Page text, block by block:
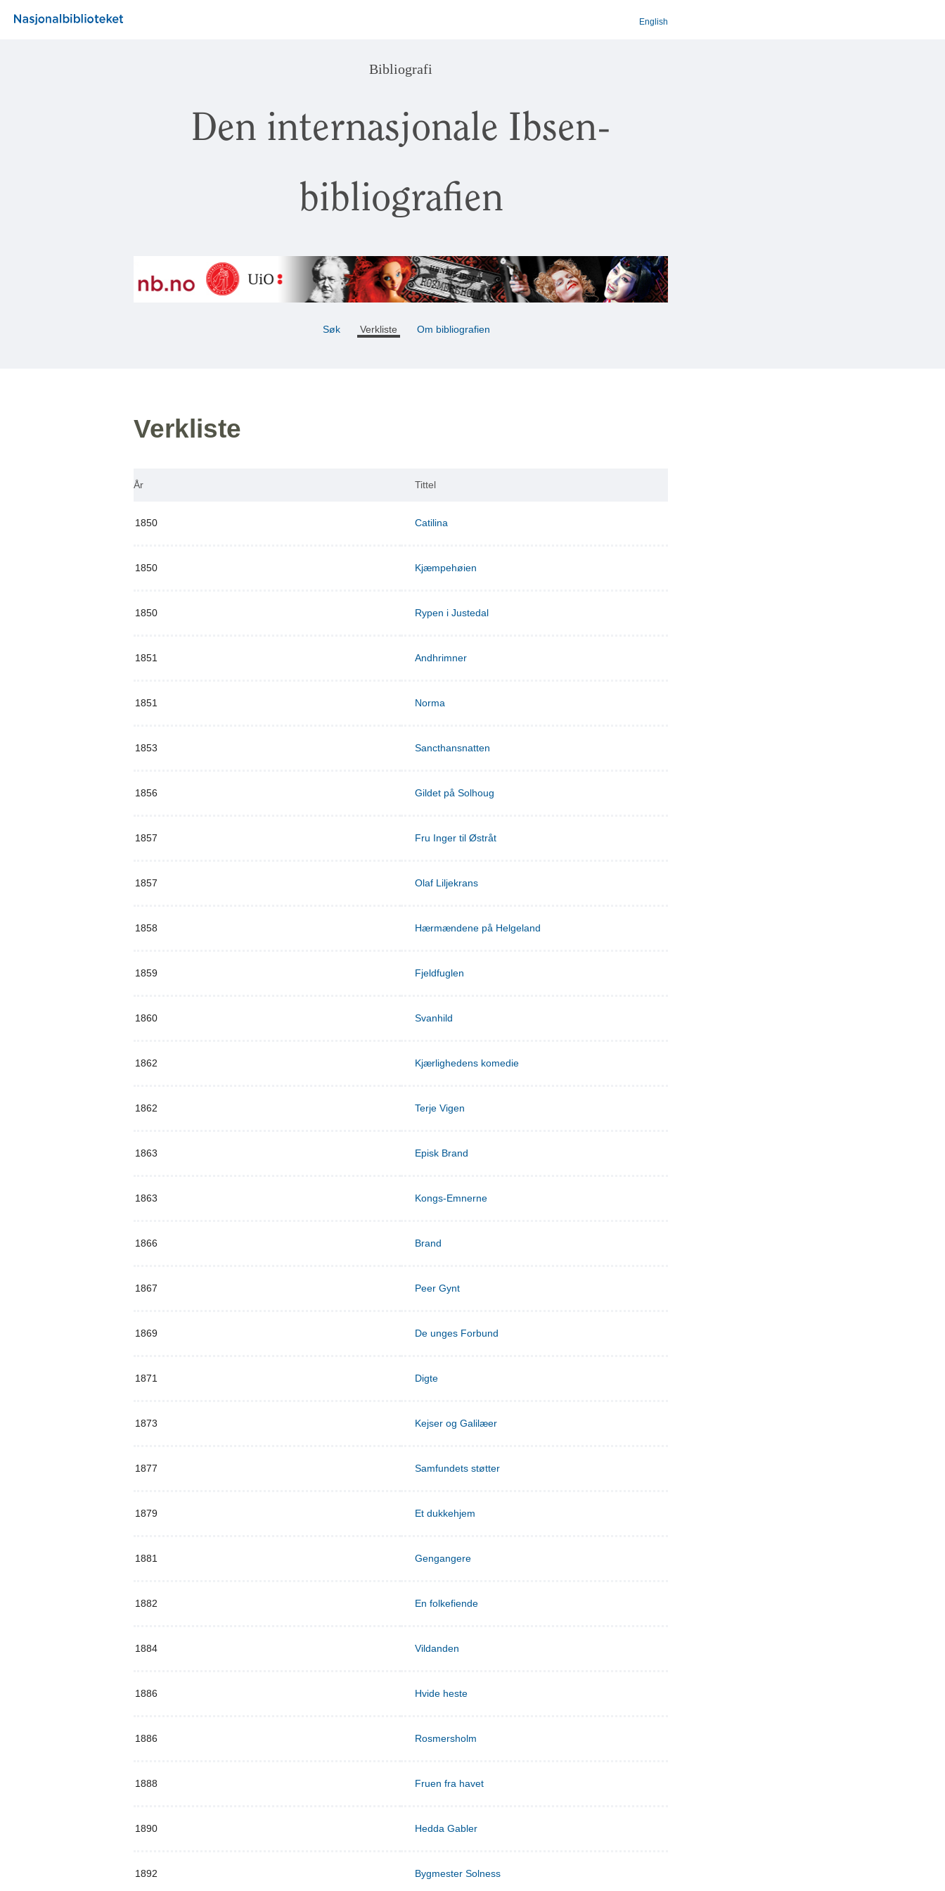
English
Bibliografi
Den internasjonale Ibsen-
bibliografien
Søk Verkliste Om bibliografien
Verkliste
År Tittel
1850 Catilina
1850 Kjæmpehøien
1850 Rypen i Justedal
1851 Andhrimner
1851 Norma
1853 Sancthansnatten
1856 Gildet på Solhoug
1857 Fru Inger til Østråt
1857 Olaf Liljekrans
1858 Hærmændene på Helgeland
1859 Fjeldfuglen
1860 Svanhild
1862 Kjærlighedens komedie
1862 Terje Vigen
1863 Episk Brand
1863 Kongs-Emnerne
1866 Brand
1867 Peer Gynt
1869 De unges Forbund
1871 Digte
1873 Kejser og Galilæer
1877 Samfundets støtter
1879 Et dukkehjem
1881 Gengangere
1882 En folkefiende
1884 Vildanden
1886 Hvide heste
1886 Rosmersholm
1888 Fruen fra havet
1890 Hedda Gabler
1892 Bygmester Solness